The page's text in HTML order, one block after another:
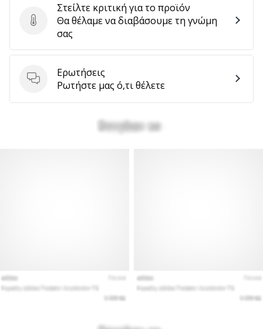
Στείλτε κριτική για το προϊόν
Στείλτε κριτική για το προϊόν
Θα θέλαμε να διαβάσουμε τη γνώμη
σας
Ερωτήσεις
Ερωτήσεις
Ρωτήστε μας ό,τι θέλετε